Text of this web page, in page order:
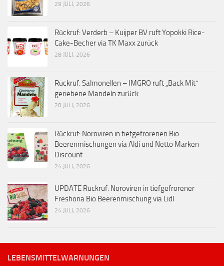
29 JULI, 2026
Rückruf: Verderb – Kuijper BV ruft Yopokki Rice-
Cake-Becher via TK Maxx zurück
28 JULI, 2026
Rückruf: Salmonellen – IMGRO ruft „Back Mit“
geriebene Mandeln zurück
28 JULI, 2026
Rückruf: Noroviren in tiefgefrorenen Bio
Beerenmischungen via Aldi und Netto Marken
Discount
24 JULI, 2026
UPDATE Rückruf: Noroviren in tiefgefrorener
Freshona Bio Beerenmischung via Lidl
24 JULI, 2026
LEBENSMITTELWARNUNGEN